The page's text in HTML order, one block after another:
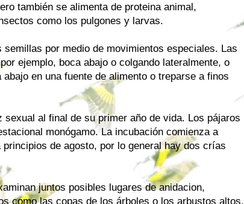
también se alimenta de proteina animal,
como los pulgones y larvas.
semillas por medio de movimientos especiales. Las
ejemplo, boca abajo o colgando lateralmente, o
en una fuente de alimento o treparse a finos
sexual al final de su primer año de vida. Los pájaros
monógamo. La incubación comienza a
de agosto, por lo general hay dos crías
juntos posibles lugares de anidacion,
como las copas de los árboles o los arbustos altos.